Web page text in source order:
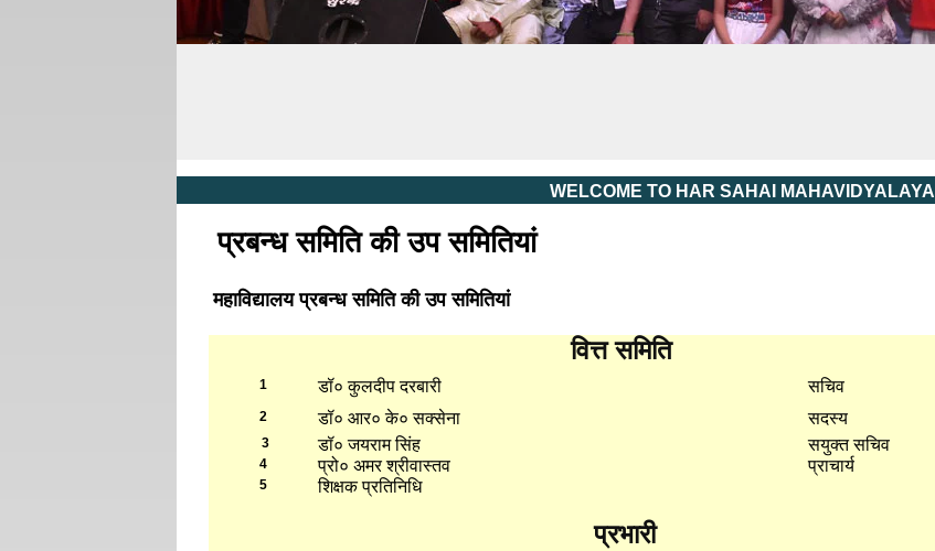
WELCOME TO HAR SAHAI MAHAVIDYALAYA
प्रबन्ध समिति की उप समितियां
महाविद्यालय प्रबन्ध समिति की उप समितियां
वित्त समिति
1 डॉ० कुलदीप दरबारी सचिव
2 डॉ० आर० के० सक्सेना सदस्य
3 डॉ० जयराम सिंह सयुक्त सचिव
4 प्रो० अमर श्रीवास्तव प्राचार्य
5 शिक्षक प्रतिनिधि
प्रभारी